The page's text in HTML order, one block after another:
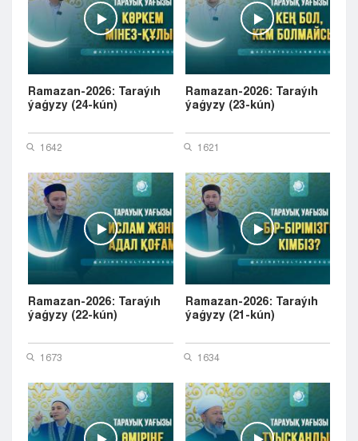
Ramazan-2026: Taraýıh
ýaǵyzy (24-kún)
1642
Ramazan-2026: Taraýıh
ýaǵyzy (23-kún)
1621
Ramazan-2026: Taraýıh
ýaǵyzy (22-kún)
1673
Ramazan-2026: Taraýıh
ýaǵyzy (21-kún)
1634